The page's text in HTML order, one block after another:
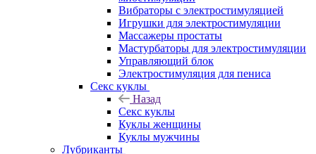
Вибраторы с электростимуляцией
Игрушки для электростимуляции
Массажеры простаты
Мастурбаторы для электростимуляции
Управляющий блок
Электростимуляция для пениса
Секс куклы
Назад
Секс куклы
Куклы женщины
Куклы мужчины
Лубриканты